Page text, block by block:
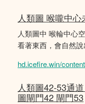
人類圖 喉嚨中
人類圖中 喉輪中心
看著東西，會自然說
hd.icefire.win/
人類圖42-53通
圖閘門42 閘門53